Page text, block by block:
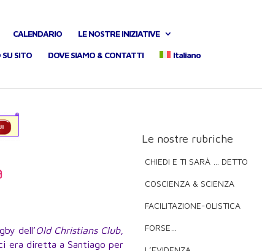
CALENDARIO LE NOSTRE INIZIATIVE
SU SITO DOVE SIAMO & CONTATTI Italiano
dell’Old Christians Club,
era diretta a Santiago per
Le nostre rubriche
CHIEDI E TI SARÀ … DETTO
COSCIENZA & SCIENZA
FACILITAZIONE-OLISTICA
FORSE…